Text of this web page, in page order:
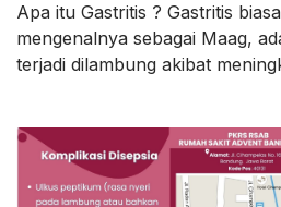
Apa itu Gastritis ? Gastritis biasanya yang orang awam
mengenalnya sebagai Maag,
terjadi dilambung akibat